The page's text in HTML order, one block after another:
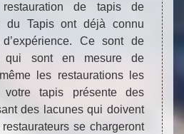
de tapis de
du Tapis ont déjà connu
Ce sont de
qui sont en mesure de
les restaurations les
tapis présente des
des lacunes qui doivent
se chargeront